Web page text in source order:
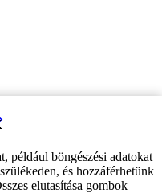
például böngészési adatokat
és hozzáférhetünk
elutasítása gombok